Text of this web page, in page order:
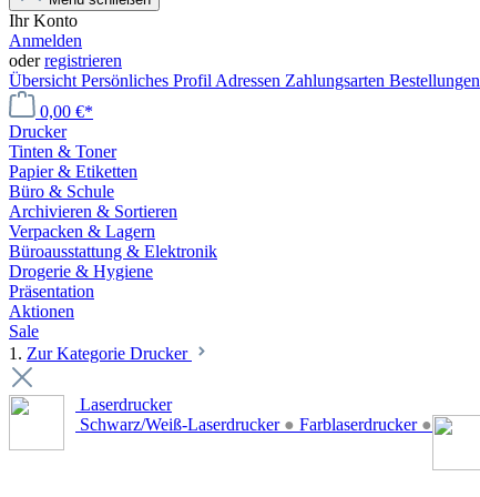
Ihr Konto
Anmelden
oderregistrieren
Übersicht Persönliches Profil Adressen Zahlungsarten Bestellungen
0,00 €*
Drucker
Tinten & Toner
Papier & Etiketten
Büro & Schule
Archivieren & Sortieren
Verpacken & Lagern
Büroausstattung & Elektronik
Drogerie & Hygiene
Präsentation
Aktionen
Sale
1. Zur Kategorie Drucker
Laserdrucker
Schwarz/Weiß-Laserdrucker ● Farblaserdrucker ●